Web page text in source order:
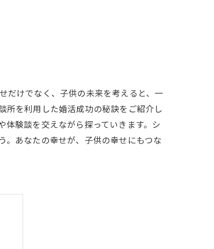
だけでなく、子供の未来を考えると、一
所を利用した婚活成功の秘訣をご紹介し
験談を交えながら探っていきます。シ
。あなたの幸せが、子供の幸せにもつな